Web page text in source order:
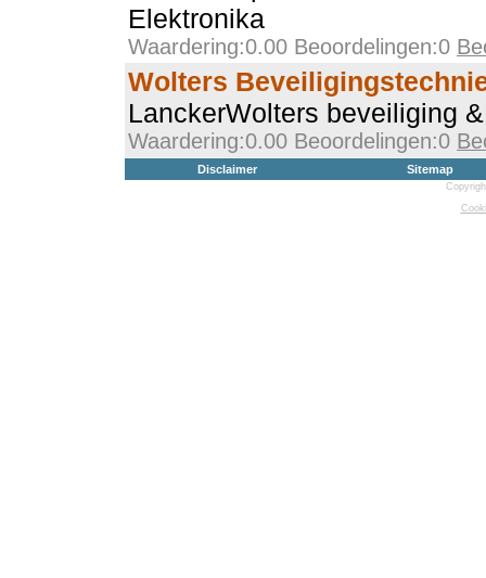
Elektronika
Waardering:0.00 Beoordelingen:0
Wolters
LanckerWolters beveiliging
Waardering:0.00 Beoordelingen:0
Disclaimer Sitemap